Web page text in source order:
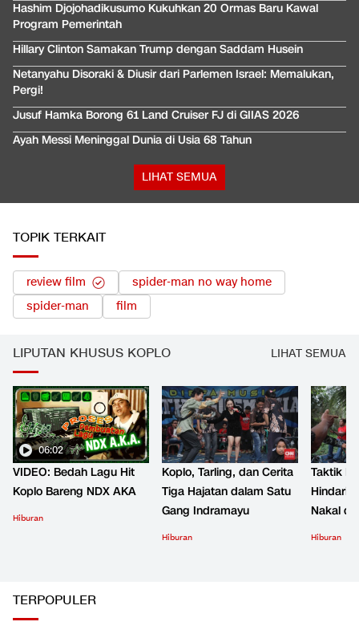
Hashim Djojohadikusumo Kukuhkan 20 Ormas Baru Kawal
Program Pemerintah
Hillary Clinton Samakan Trump dengan Saddam Husein
Netanyahu Disoraki & Diusir dari Parlemen Israel: Memalukan,
Pergi!
Jusuf Hamka Borong 61 Land Cruiser FJ di GIIAS 2026
Ayah Messi Meninggal Dunia di Usia 68 Tahun
LIHAT SEMUA
TOPIK TERKAIT
review film
spider-man no way home
spider-man
film
LIPUTAN KHUSUS KOPLO LIHAT SEMUA
06:02
VIDEO: Bedah Lagu Hit
Koplo Bareng NDX AKA
Hiburan
Koplo, Tarling, dan Cerita
Tiga Hajatan dalam Satu
Gang Indramayu
Hiburan
Taktik
Hindari
Nakal
Hiburan
TERPOPULER